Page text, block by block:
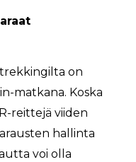
on
matkana. Koska
reittejä viiden
hallinta
voi olla